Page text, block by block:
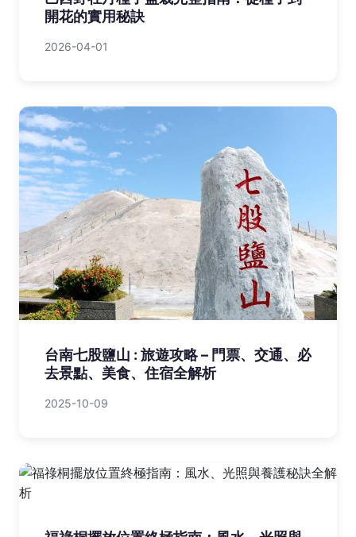
開花的實用秘訣
2026-04-01
台南七股鹽山 : 旅遊攻略 – 門票、交通、必
去景點、美食、住宿全解析
2025-10-09